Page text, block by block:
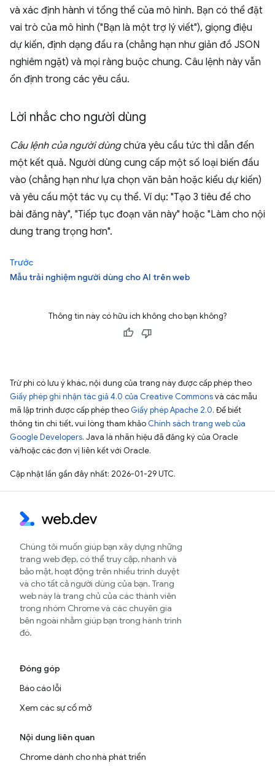
và xác định hành vi tổng thể của mô hình. Bạn có thể đặt
vai trò của mô hình ("Bạn là một trợ lý viết"), giọng điệu
dự kiến, định dạng đầu ra (chẳng hạn như giản đồ JSON
nghiêm ngặt) và mọi ràng buộc chung. Câu lệnh này vẫn
ổn định trong các yêu cầu.
Lời nhắc cho người dùng
Câu lệnh của người dùngchứa yêu cầu tức thì dẫn đến
một kết quả. Người dùng cung cấp một số loại biến đầu
vào (chẳng hạn như lựa chọn văn bản hoặc kiểu dự kiến)
và yêu cầu một tác vụ cụ thể. Ví dụ: "Tạo 3 tiêu đề cho
bài đăng này", "Tiếp tục đoạn văn này" hoặc "Làm cho nội
dung trang trọng hơn".
Trước
Mẫu trải nghiệm người dùng cho AI trên web
Thông tin này có hữu ích không cho bạn không?
Trừ phi có lưu ý khác, nội dung của trang này được cấp phép theo
Giấy phép ghi nhận tác giả 4.0 của Creative Commonsvà các mẫu
mã lập trình được cấp phép theo Giấy phép Apache 2.0. Để biết
thông tin chi tiết, vui lòng tham khảo Chính sách trang web của
Google Developers. Java là nhãn hiệu đã đăng ký của Oracle
và/hoặc các đơn vị liên kết với Oracle.
Cập nhật lần gần đây nhất: 2026-01-29 UTC.
Chúng tôi muốn giúp bạn xây dựng những
trang web đẹp, có thể truy cập, nhanh và
bảo mật, hoạt động trên nhiều trình duyệt
và cho tất cả người dùng của bạn. Trang
web này là trang chủ của các thành viên
trong nhóm Chrome và các chuyên gia
bên ngoài nhằm giúp bạn trong hành trình
đó.
Đóng góp
Báo cáo lỗi
Xem các sự cố mở
Nội dung liên quan
Chrome dành cho nhà phát triển